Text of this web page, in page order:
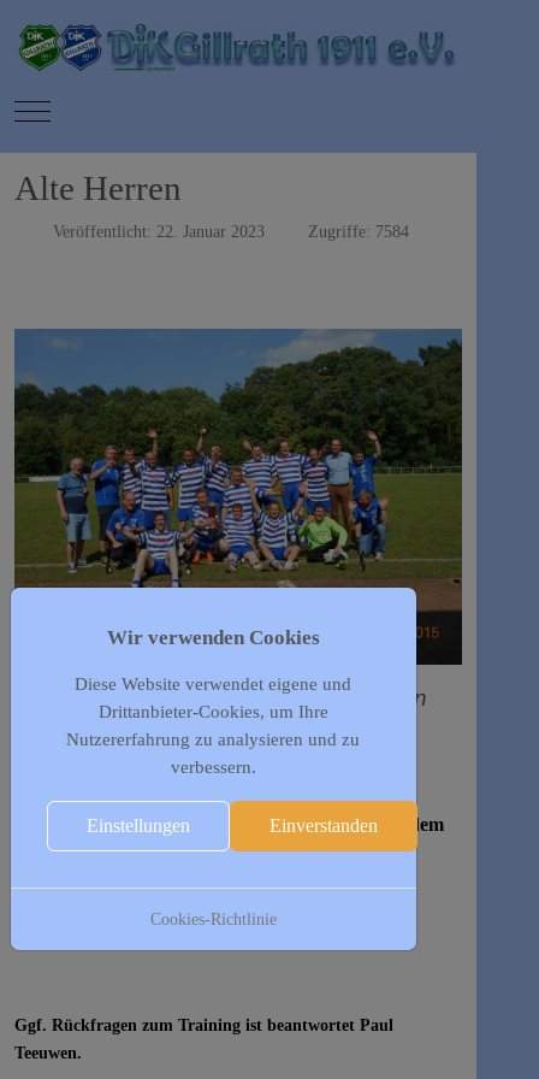
Mobile Menu Toggle
Alte Herren
Veröffentlicht: 22. Januar 2023 Zugriffe: 7584
Spieler die sich uns anschließen wollen
sind gerne Willkommen!!
Bei Interesse bitte bei Paul Teeuwen melden.
Auch weiterhin treffen wir uns Donnerstags auf dem
Sportplatz.
Ggf. Rückfragen zum Training ist beantwortet Paul
Teeuwen.
Wir verwenden Cookies
Diese Website verwendet eigene und
Drittanbieter-Cookies, um Ihre
Nutzererfahrung zu analysieren und zu
verbessern.
Einstellungen Einverstanden
Cookies-Richtlinie